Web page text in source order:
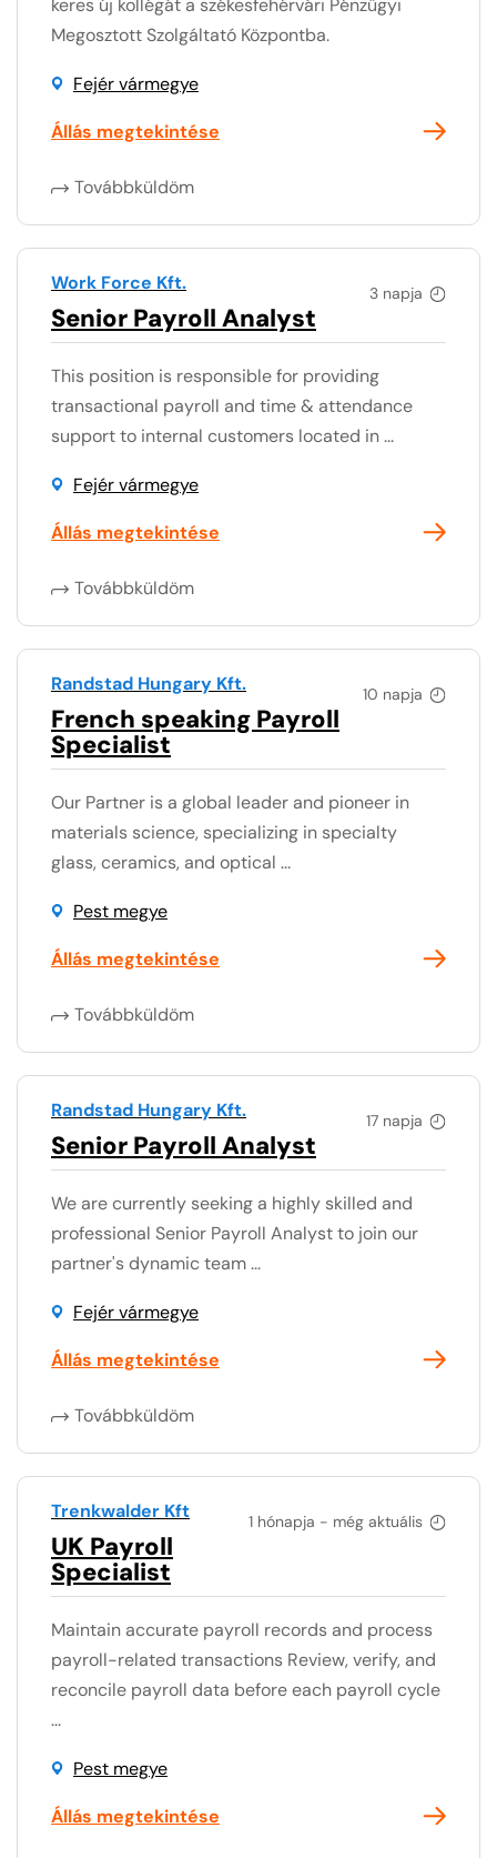
Megosztott Szolgáltató Központba.
Fejér vármegye
Állás megtekintése
Továbbküldöm
3 napja
Work Force Kft.
Senior Payroll Analyst
This position is responsible for providing
transactional payroll and time & attendance
support to internal customers located in ...
Fejér vármegye
Állás megtekintése
Továbbküldöm
10 napja
Randstad Hungary Kft.
French speaking Payroll
Specialist
Our Partner is a global leader and pioneer in
materials science, specializing in specialty
glass, ceramics, and optical ...
Pest megye
Állás megtekintése
Továbbküldöm
17 napja
Randstad Hungary Kft.
Senior Payroll Analyst
We are currently seeking a highly skilled and
professional Senior Payroll Analyst to join our
partner's dynamic team ...
Fejér vármegye
Állás megtekintése
Továbbküldöm
1 hónapja - még aktuális
Trenkwalder Kft
UK Payroll
Specialist
Maintain accurate payroll records and process
payroll-related transactions Review, verify, and
reconcile payroll data before each payroll cycle
...
Pest megye
Állás megtekintése